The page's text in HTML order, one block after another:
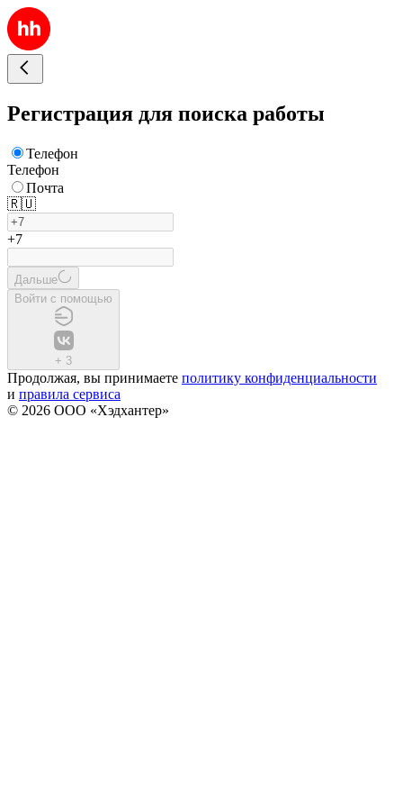
Регистрация для поиска работы
Телефон
Телефон
Почта
🇷🇺
+7
Дальше
Войти с помощью
+ 3
Продолжая, вы принимаете политику конфиденциальности
и правила сервиса
© 2026 ООО «Хэдхантер»